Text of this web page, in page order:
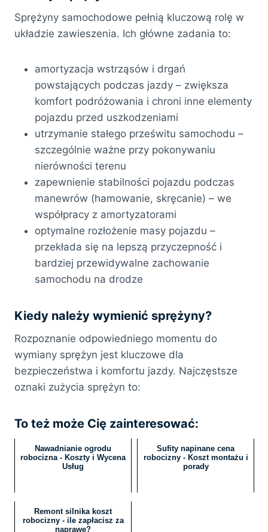
Sprężyny samochodowe pełnią kluczową rolę w
układzie zawieszenia. Ich główne zadania to:
amortyzacja wstrząsów i drgań
powstających podczas jazdy – zwiększa
komfort podróżowania i chroni inne elementy
pojazdu przed uszkodzeniami
utrzymanie stałego prześwitu samochodu –
szczególnie ważne przy pokonywaniu
nierówności terenu
zapewnienie stabilności pojazdu podczas
manewrów (hamowanie, skręcanie) – we
współpracy z amortyzatorami
optymalne rozłożenie masy pojazdu –
przekłada się na lepszą przyczepność i
bardziej przewidywalne zachowanie
samochodu na drodze
Kiedy należy wymienić sprężyny?
Rozpoznanie odpowiedniego momentu do
wymiany sprężyn jest kluczowe dla
bezpieczeństwa i komfortu jazdy. Najczęstsze
oznaki zużycia sprężyn to:
To też może Cię zainteresować:
Nawadnianie ogrodu
robocizna - Koszty i Wycena
Usług
Sufity napinane cena
robocizny - Koszt montażu i
porady
Remont silnika koszt
robocizny - ile zapłacisz za
naprawę?